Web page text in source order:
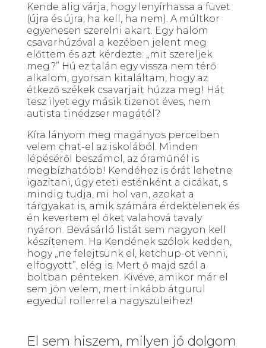
Kende alig várja, hogy lenyírhassa a füvet
(újra és újra, ha kell, ha nem). A múltkor
egyenesen szerelni akart. Egy halom
csavarhúzóval a kezében jelent meg
előttem és azt kérdezte: „mit szereljek
meg?” Hú ez talán egy vissza nem térő
alkalom, gyorsan kitaláltam, hogy az
étkező székek csavarjait húzza meg! Hát
tesz ilyet egy másik tizenöt éves, nem
autista tinédzser magától?
Kíra lányom meg magányos perceiben
velem chat-el az iskolából. Minden
lépéséről beszámol, az óraműnél is
megbízhatóbb! Kendéhez is órát lehetne
igazítani, úgy eteti esténként a cicákat, s
mindig tudja, mi hol van, azokat a
tárgyakat is, amik számára érdektelenek és
én kevertem el őket valahová tavaly
nyáron. Bevásárló listát sem nagyon kell
készítenem. Ha Kendének szólok kedden,
hogy „ne felejtsünk el, ketchup-ot venni,
elfogyott”, elég is. Mert ő majd szól a
boltban pénteken. Kivéve, amikor már el
sem jön velem, mert inkább átgurul
egyedül rollerrel a nagyszüleihez!
El sem hiszem, milyen jó dolgom